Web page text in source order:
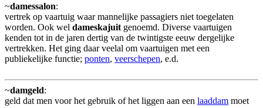
~damessalon:
vertrek op vaartuig waar mannelijke passagiers niet toegelaten
worden. Ook wel dameskajuitgenoemd. Diverse vaartuigen
kenden tot in de jaren dertig van de twintigste eeuw dergelijke
vertrekken. Het ging daar veelal om vaartuigen met een
publiekelijke functie; ponten, veerschepen, e.d.
~damgeld:
geld dat men voor het gebruik of het liggen aan een laaddam moet